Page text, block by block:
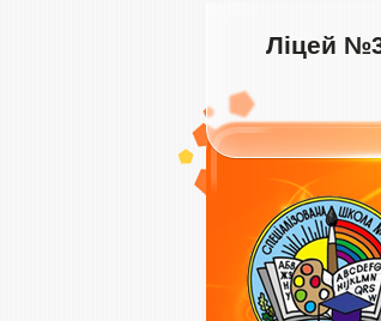
Ліцей
instagram downloader